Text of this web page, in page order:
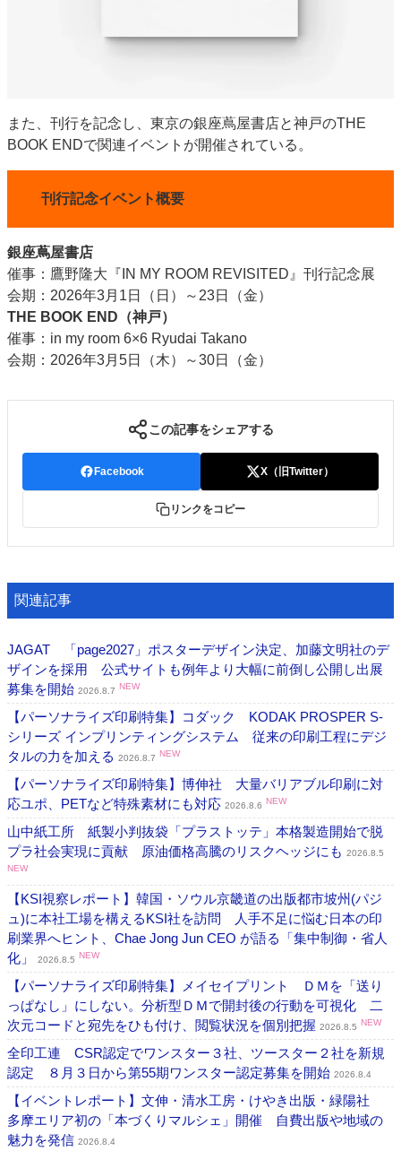
また、刊行を記念し、東京の銀座蔦屋書店と神戸のTHE
BOOK ENDで関連イベントが開催されている。
刊行記念イベント概要
銀座蔦屋書店
催事：鷹野隆大『IN MY ROOM REVISITED』刊行記念展
会期：2026年3月1日（日）～23日（金）
THE BOOK END（神戸）
催事：in my room 6×6 Ryudai Takano
会期：2026年3月5日（木）～30日（金）
この記事をシェアする
Facebook X（旧Twitter）
リンクをコピー
関連記事
JAGAT 「page2027」ポスターデザイン決定、加藤文明社のデ
ザインを採用 公式サイトも例年より大幅に前倒し公開し出展
募集を開始 2026.8.7 NEW
【パーソナライズ印刷特集】コダック KODAK PROSPER S-
シリーズ インプリンティングシステム 従来の印刷工程にデジ
タルの力を加える 2026.8.7 NEW
【パーソナライズ印刷特集】博伸社 大量バリアブル印刷に対
応ユポ、PETなど特殊素材にも対応 2026.8.6 NEW
山中紙工所 紙製小判抜袋「プラストッテ」本格製造開始で脱
プラ社会実現に貢献 原油価格高騰のリスクヘッジにも 2026.8.5
NEW
【KSI視察レポート】韓国・ソウル京畿道の出版都市坡州(パジ
ュ)に本社工場を構えるKSI社を訪問 人手不足に悩む日本の印
刷業界へヒント、Chae Jong Jun CEO が語る「集中制御・省人
化」
2026.8.5 NEW
【パーソナライズ印刷特集】メイセイプリント ＤＭを「送り
っぱなし」にしない。分析型ＤＭで開封後の行動を可視化 二
次元コードと宛先をひも付け、閲覧状況を個別把握 2026.8.5 NEW
全印工連 CSR認定でワンスター３社、ツースター２社を新規
認定 ８月３日から第55期ワンスター認定募集を開始 2026.8.4
【イベントレポート】文伸・清水工房・けやき出版・緑陽社
多摩エリア初の「本づくりマルシェ」開催 自費出版や地域の
魅力を発信 2026.8.4